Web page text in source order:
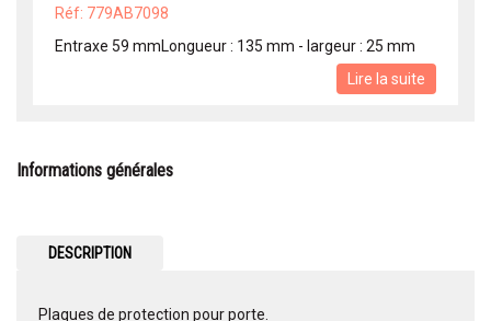
Réf: 779AB7098
Entraxe 59 mmLongueur : 135 mm - largeur : 25 mm
Lire la suite
Informations générales
DESCRIPTION
Plaques de protection pour porte.